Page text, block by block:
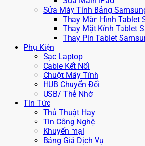
Sửa Máy Tính Bảng
Thay Màn Hình Tablet
Thay Mặt Kính Tablet
Thay Pin Tablet
Phụ Kiện
Sạc Laptop
Cable Kết Nối
Chuột Máy Tính
HUB Chuyển Đổi
USB/ Thẻ Nhớ
Tin Tức
Thủ Thuật Hay
Tin Công Nghệ
Khuyến mại
Bảng Giá Dịch Vụ